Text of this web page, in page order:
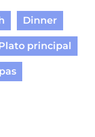
Dinner
principal